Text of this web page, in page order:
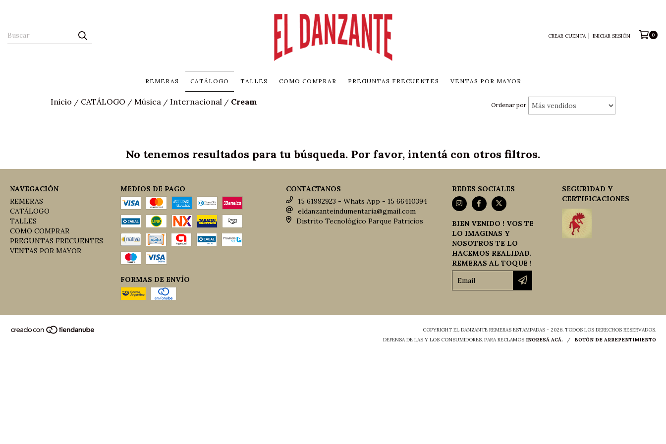
CREAR CUENTA INICIAR SESIÓN 0
REMERAS CATÁLOGO TALLES COMO COMPRAR PREGUNTAS FRECUENTES VENTAS POR MAYOR
Inicio / CATÁLOGO / Música / Internacional / Cream Ordenar por
No tenemos resultados para tu búsqueda. Por favor, intentá con otros filtros.
NAVEGACIÓN
REMERAS
CATÁLOGO
TALLES
COMO COMPRAR
PREGUNTAS FRECUENTES
VENTAS POR MAYOR
MEDIOS DE PAGO
FORMAS DE ENVÍO
CONTACTANOS
15 61992923 - Whats App - 15 66410394
eldanzanteindumentaria@gmail.com
Distrito Tecnológico Parque Patricios
REDES SOCIALES
BIEN VENIDO ! VOS TE
LO IMAGINAS Y
NOSOTROS TE LO
HACEMOS REALIDAD.
REMERAS AL TOQUE !
SEGURIDAD Y
CERTIFICACIONES
COPYRIGHT EL DANZANTE REMERAS ESTAMPADAS - 2026. TODOS LOS DERECHOS RESERVADOS.
DEFENSA DE LAS Y LOS CONSUMIDORES. PARA RECLAMOS INGRESÁ ACÁ. / BOTÓN DE ARREPENTIMIENTO